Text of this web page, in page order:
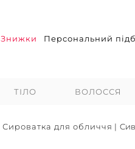
Знижки Персональний
ТІЛО ВОЛОССЯ
Сироватка для обличчя |